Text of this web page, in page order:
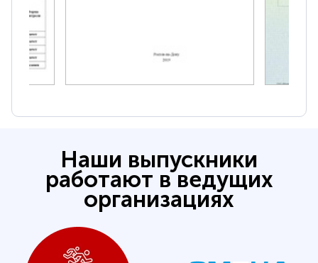
Наши выпускники
работают в ведущих
организациях